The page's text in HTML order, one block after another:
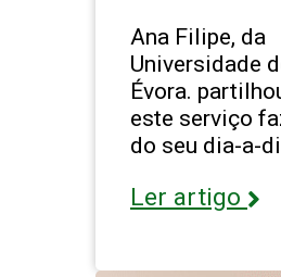
Ana Filipe, da
Universidade
Évora.
este serviço
do seu dia-a-
Ler artigo